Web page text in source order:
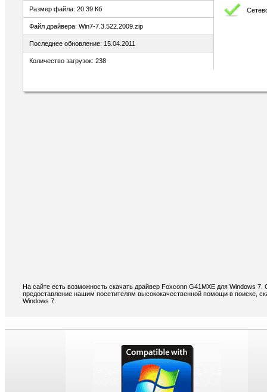
Размер файла: 20.39 Кб
Файл драйвера: Win7-7.3.522.2009.zip
Последнее обновление: 15.04.2011
Количество загрузок: 238
На сайте есть возможность скачать драйвер Foxconn G41MXE для Windows
предоставление нашим посетителям высококачественной помощи в поиске,
Windows 7.